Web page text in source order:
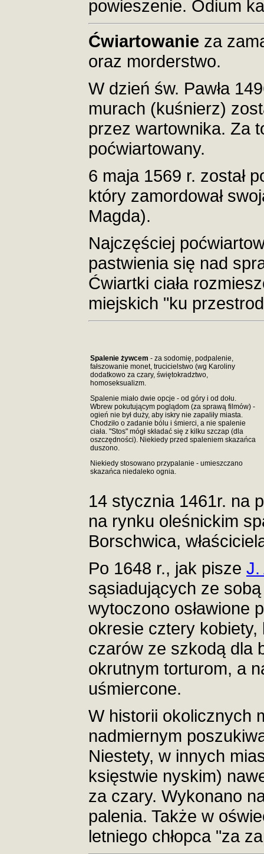
powieszenie. Odium
Ćwiartowanie za
oraz morderstwo.
W dzień św. Pawła
murach (kuśnierz)
przez wartownika. Za
poćwiartowany.
6 maja 1569 r. został
który zamordował
Magda).
Najczęściej
pastwienia się nad
Ćwiartki ciała
miejskich "ku
Spalenie żywcem - za sodomię, podpalenie,
fałszowanie monet, trucicielstwo (wg Karoliny
dodatkowo za czary, świętokradztwo,
homoseksualizm.
Spalenie miało dwie opcje - od góry i od dołu.
Wbrew pokutującym poglądom (za sprawą filmów) -
ogień nie był duży, aby iskry nie zapaliły miasta.
Chodziło o zadanie bólu i śmierci, a nie spalenie
ciała. "Stos" mógł składać się z kilku szczap (dla
oszczędności). Niekiedy przed spaleniem skazańca
duszono.
Niekiedy stosowano przypalanie - umieszczano
skazańca niedaleko ognia.
14 stycznia 1461r. na
na rynku oleśnickim
Borschwica,
Po 1648 r., jak pisze J.
sąsiadujących ze
wytoczono osławione
okresie cztery
czarów ze szkodą dla
okrutnym torturom, a
uśmiercone.
W historii okolicznych
nadmiernym
Niestety, w innych
księstwie nyskim)
za czary. Wykonano
palenia. Także w
letniego chłopca "za